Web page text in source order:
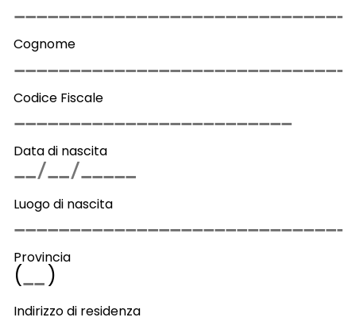
Cognome
Codice Fiscale
Data di nascita
Luogo di nascita
Provincia
( )
Indirizzo di residenza